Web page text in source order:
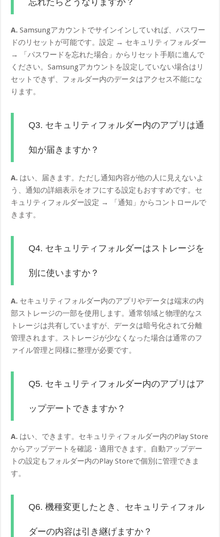
A. Samsungアカウントでサインインしていれば、パスワー
ドのリセットが可能です。設定 → セキュリティフォルダー
→ 「パスワードを忘れた場合」からリセット手順に進んで
ください。Samsungアカウントを設定していない場合はリ
セットできず、フォルダー内のデータはアクセス不能にな
ります。
Q3. セキュリティフォルダー内のアプリは通
知が届きますか？
A. はい、届きます。ただし通知内容が他の人に見えないよ
う、通知の詳細表示をオフにする設定もおすすめです。セ
キュリティフォルダー設定 → 「通知」からコントロールで
きます。
Q4. セキュリティフォルダーはストレージを
別に使いますか？
A. セキュリティフォルダー内のアプリやデータは端末の内
部ストレージの一部を使用します。通常領域と物理的なス
トレージは共有していますが、データは暗号化されて分離
管理されます。ストレージが少なくなった場合は通常のフ
ァイル管理と同様に整理が必要です。
Q5. セキュリティフォルダー内のアプリはア
ップデートできますか？
A. はい、できます。セキュリティフォルダー内のPlay Store
からアップデートを確認・適用できます。自動アップデー
トの設定もフォルダー内のPlay Storeで個別に管理できま
す。
Q6. 機種変更したとき、セキュリティフォル
ダーの内容は引き継げますか？